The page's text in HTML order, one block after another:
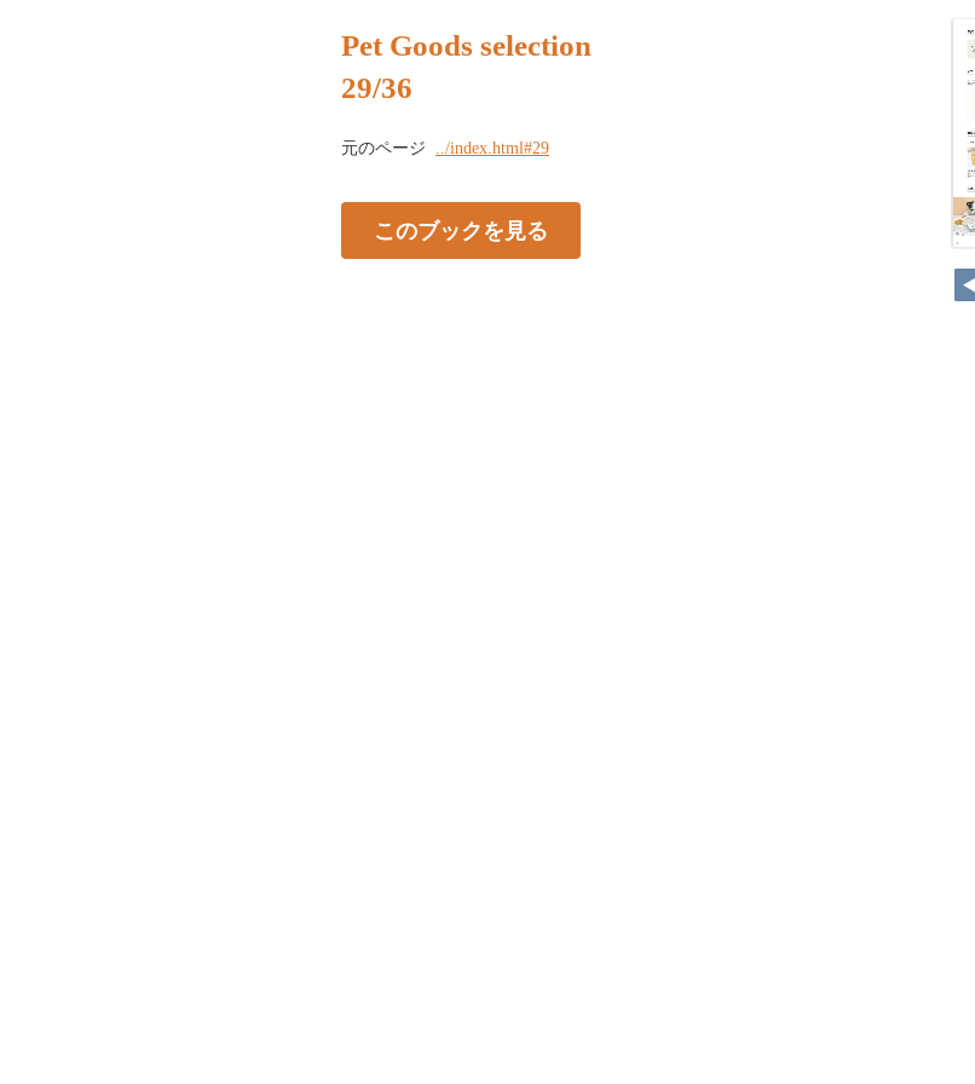
Pet Goods selection
29/36
元のページ ../index.html#29
このブックを見る